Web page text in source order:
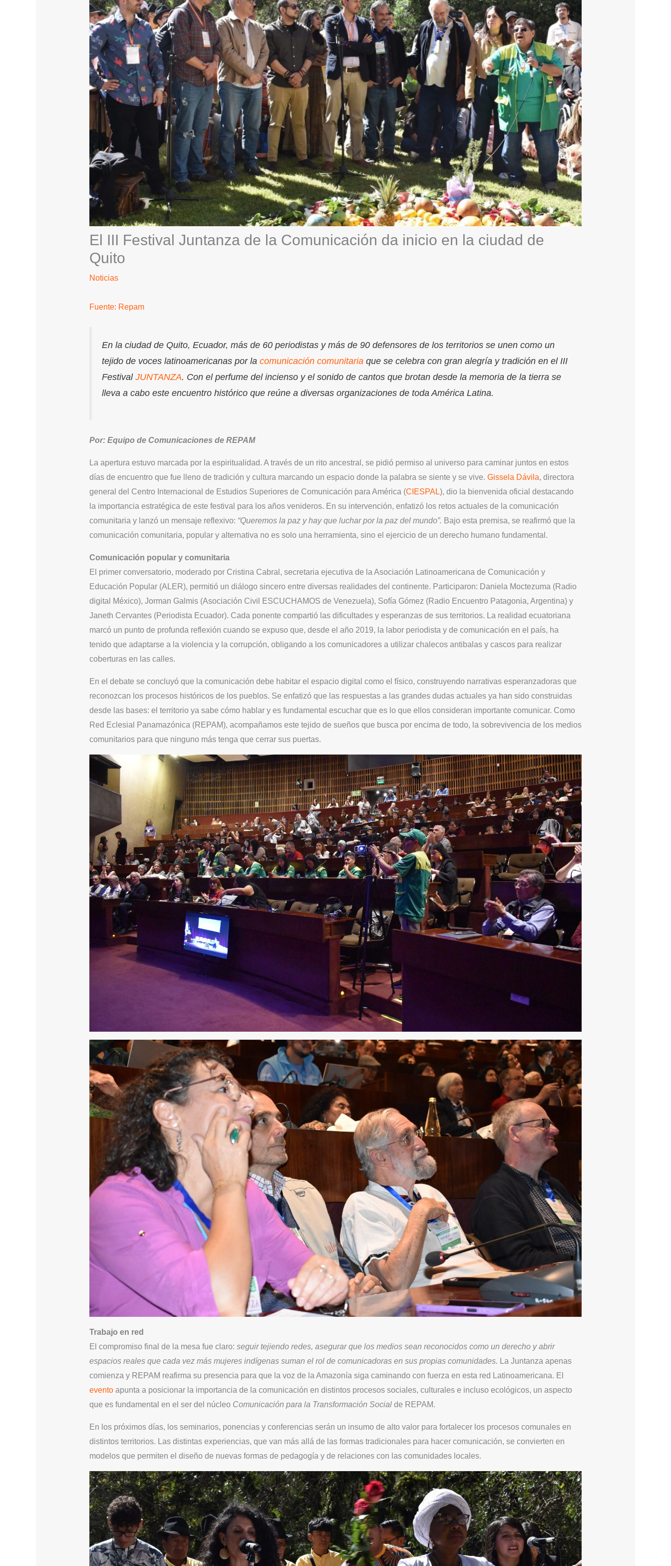
El III Festival Juntanza de la Comunicación da inicio en la ciudad de
Quito
Noticias
Fuente: Repam
En la ciudad de Quito, Ecuador, más de 60 periodistas y más de 90 defensores de los territorios se unen como un
tejido de voces latinoamericanas por la comunicación comunitariaque se celebra con gran alegría y tradición en el III
Festival JUNTANZA. Con el perfume del incienso y el sonido de cantos que brotan desde la memoria de la tierra se
lleva a cabo este encuentro histórico que reúne a diversas organizaciones de toda América Latina.
Por: Equipo de Comunicaciones de REPAM
​La apertura estuvo marcada por la espiritualidad. A través de un rito ancestral, se pidió permiso al universo para caminar juntos en estos
días de encuentro que fue lleno de tradición y cultura marcando un espacio donde la palabra se siente y se vive. Gissela Dávila, directora
general del Centro Internacional de Estudios Superiores de Comunicación para América (CIESPAL), dio la bienvenida oficial destacando
la importancia estratégica de este festival para los años venideros. En su intervención, enfatizó los retos actuales de la comunicación
comunitaria y lanzó un mensaje reflexivo: “Queremos la paz y hay que luchar por la paz del mundo”. Bajo esta premisa, se reafirmó que la
comunicación comunitaria, popular y alternativa no es solo una herramienta, sino el ejercicio de un derecho humano fundamental.
Comunicación popular y comunitaria
El primer conversatorio, moderado por Cristina Cabral, secretaria ejecutiva de la Asociación Latinoamericana de Comunicación y
Educación Popular (ALER), permitió un diálogo sincero entre diversas realidades del continente. Participaron: Daniela Moctezuma (Radio
digital México), Jorman Galmis (Asociación Civil ESCUCHAMOS de Venezuela), Sofía Gómez (Radio Encuentro Patagonia, Argentina) y
Janeth Cervantes (Periodista Ecuador). Cada ponente compartió las dificultades y esperanzas de sus territorios. La realidad ecuatoriana
marcó un punto de profunda reflexión cuando se expuso que, desde el año 2019, la labor periodista y de comunicación en el país, ha
tenido que adaptarse a la violencia y la corrupción, obligando a los comunicadores a utilizar chalecos antibalas y cascos para realizar
coberturas en las calles.
En el debate se concluyó que la comunicación debe habitar el espacio digital como el físico, construyendo narrativas esperanzadoras que
reconozcan los procesos históricos de los pueblos. Se enfatizó que las respuestas a las grandes dudas actuales ya han sido construidas
desde las bases: el territorio ya sabe cómo hablar y es fundamental escuchar que es lo que ellos consideran importante comunicar. Como
Red Eclesial Panamazónica (REPAM), acompañamos este tejido de sueños que busca por encima de todo, la sobrevivencia de los medios
comunitarios para que ninguno más tenga que cerrar sus puertas.
Trabajo en red
El compromiso final de la mesa fue claro: seguir tejiendo redes, asegurar que los medios sean reconocidos como un derecho y abrir
espacios reales que cada vez más mujeres indígenas suman el rol de comunicadoras en sus propias comunidades. La Juntanza apenas
comienza y REPAM reafirma su presencia para que la voz de la Amazonía siga caminando con fuerza en esta red Latinoamericana. El
eventoapunta a posicionar la importancia de la comunicación en distintos procesos sociales, culturales e incluso ecológicos, un aspecto
que es fundamental en el ser del núcleo Comunicación para la Transformación Social de REPAM.
En los próximos días, los seminarios, ponencias y conferencias serán un insumo de alto valor para fortalecer los procesos comunales en
distintos territorios. Las distintas experiencias, que van más allá de las formas tradicionales para hacer comunicación, se convierten en
modelos que permiten el diseño de nuevas formas de pedagogía y de relaciones con las comunidades locales.